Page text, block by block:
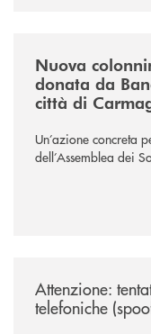
Nuova
donata da
città di
Un’azione concreta
dell’Assemblea dei
Attenzione:
telefoniche